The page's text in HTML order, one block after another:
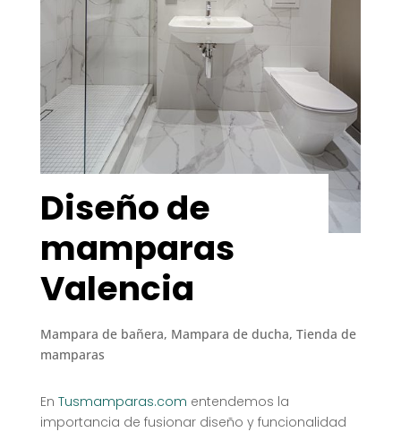
Diseño de
mamparas
Valencia
Mampara de bañera, Mampara de ducha, Tienda de
mamparas
En Tusmamparas.com entendemos la
importancia de fusionar diseño y funcionalidad